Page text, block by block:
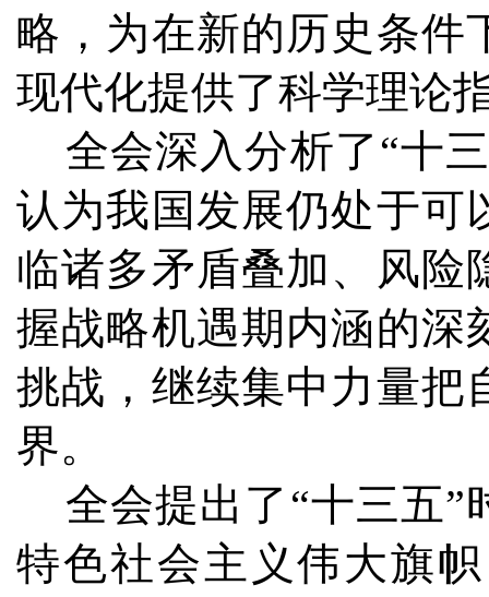
略，为在新的历史条件
现代化提供了科学理论
全会深入分析了“十
认为我国发展仍处于可
临诸多矛盾叠加、风险
握战略机遇期内涵的深
挑战，继续集中力量把
界。
全会提出了“十三五”
特色社会主义伟大旗